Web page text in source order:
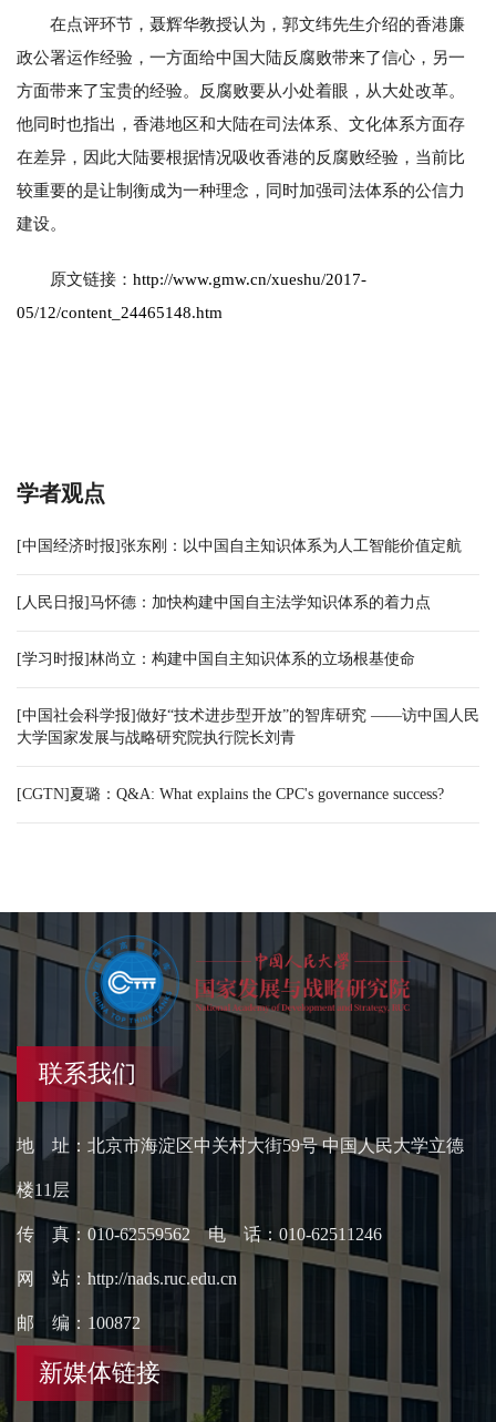
在点评环节，聂辉华教授认为，郭文纬先生介绍的香港廉
政公署运作经验，一方面给中国大陆反腐败带来了信心，另一
方面带来了宝贵的经验。反腐败要从小处着眼，从大处改革。
他同时也指出，香港地区和大陆在司法体系、文化体系方面存
在差异，因此大陆要根据情况吸收香港的反腐败经验，当前比
较重要的是让制衡成为一种理念，同时加强司法体系的公信力
建设。
原文链接： http://www.gmw.cn/xueshu/2017-
05/12/content_24465148.htm
学者观点
[中国经济时报]张东刚：以中国自主知识体系为人工智能价值定航
[人民日报]马怀德：加快构建中国自主法学知识体系的着力点
[学习时报]林尚立：构建中国自主知识体系的立场根基使命
[中国社会科学报]做好“技术进步型开放”的智库研究 ——访中国人民
大学国家发展与战略研究院执行院长刘青
[CGTN]夏璐：Q&A: What explains the CPC's governance success?
联系我们
地 址：北京市海淀区中关村大街59号 中国人民大学立德
楼11层
传 真：010-62559562 电 话：010-62511246
网 站：http://nads.ruc.edu.cn
邮 编：100872
新媒体链接